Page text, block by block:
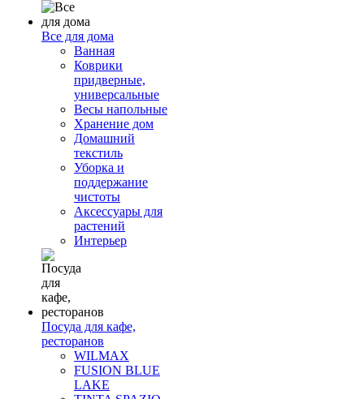
Все для дома
Ванная
Коврики
придверные,
универсальные
Весы напольные
Хранение дом
Домашний
текстиль
Уборка и
поддержание
чистоты
Аксессуары для
растений
Интерьер
Посуда для кафе,
ресторанов
WILMAX
FUSION BLUE
LAKE